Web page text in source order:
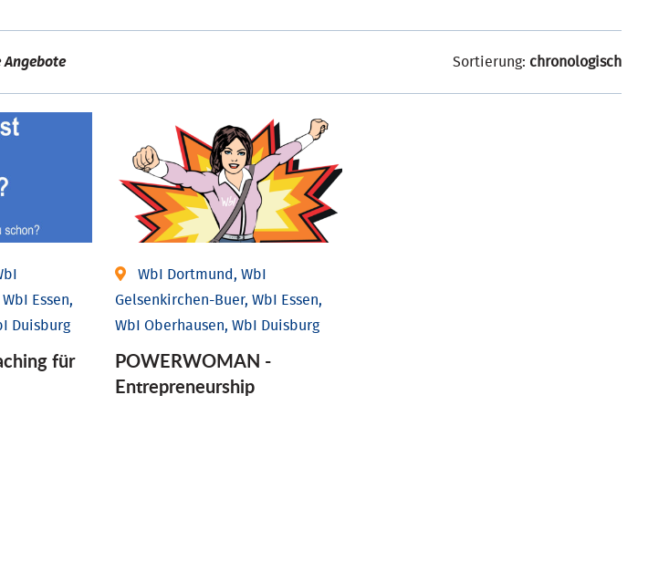
Angebote Sortierung: chronologisch
Essen,
Duisburg
für
WbI Dortmund, WbI
Gelsenkirchen-Buer, WbI Essen,
WbI Oberhausen, WbI Duisburg
POWERWOMAN -
Entrepreneurship